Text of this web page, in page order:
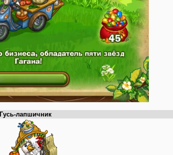
Гусь-лапшичник